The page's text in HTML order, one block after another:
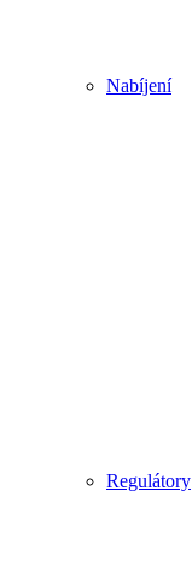
Nabíjení
Regulátory